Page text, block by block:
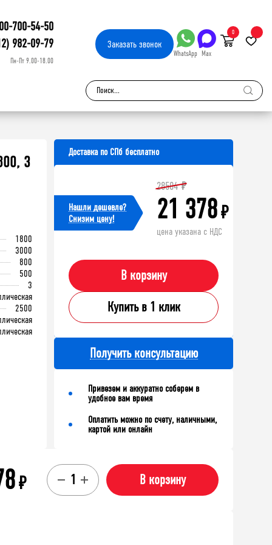
700-54-50
982-09-79
Пн-Пт 9.00-18.00
Заказатьзвонок
WhatsApp Max
0
3
1800
3000
800
500
3
2500
Доставка по СПб бесплатно
Нашли дешевле?
Cнизим цену!
28504 ₽
21 378₽
цена указана с НДС
В корзину
Купить в 1 клик
Получить консультацию
Привезем и аккуратно соберем в
удобное вам время
Оплатить можно по счету, наличными,
картой или онлайн
₽ В корзину